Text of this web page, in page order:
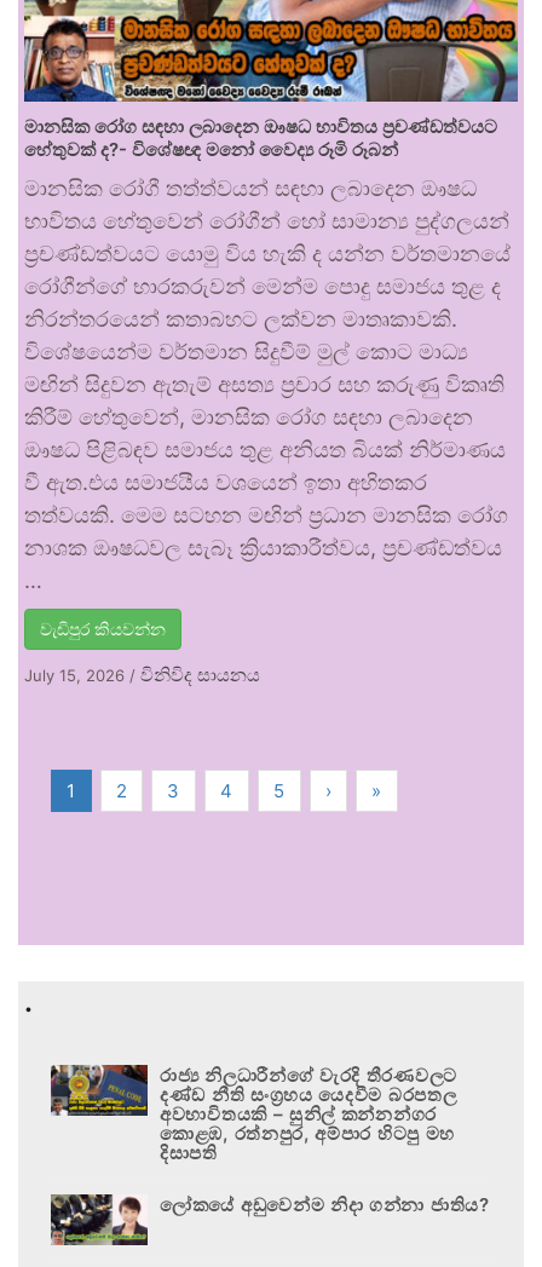
මානසික රෝග සඳහා ලබාදෙන ඖෂධ භාවිතය ප්‍රචණ්ඩත්වයට
හේතුවක් ද?- විශේෂඥ මනෝ වෛද්‍ය රූමි රූබන්
මානසික රෝගී තත්ත්වයන් සඳහා ලබාදෙන ඖෂධ
භාවිතය හේතුවෙන් රෝගීන් හෝ සාමාන්‍ය පුද්ගලයන්
ප්‍රචණ්ඩත්වයට යොමු විය හැකි ද යන්න වර්තමානයේ
රෝගීන්ගේ භාරකරුවන් මෙන්ම පොදු සමාජය තුළ ද
නිරන්තරයෙන් කතාබහට ලක්වන මාතෘකාවකි.
විශේෂයෙන්ම වර්තමාන සිදුවීම් මුල් කොට මාධ්‍ය
මඟින් සිදුවන ඇතැම් අසත්‍ය ප්‍රචාර සහ කරුණු විකෘති
කිරීම් හේතුවෙන්, මානසික රෝග සඳහා ලබාදෙන
ඖෂධ පිළිබඳව සමාජය තුළ අනියත බියක් නිර්මාණය
වී ඇත.එය සමාජයීය වශයෙන් ඉතා අහිතකර
තත්වයකි. මෙම සටහන මඟින් ප්‍රධාන මානසික රෝග
නාශක ඖෂධවල සැබෑ ක්‍රියාකාරීත්වය, ප්‍රචණ්ඩත්වය
…
වැඩිපුර කියවන්න
July 15, 2026 / විනිවිද සායනය
1 2 3 4 5 › »
.
රාජ්‍ය නිලධාරීන්ගේ වැරදි තීරණවලට
දණ්ඩ නීති සංග්‍රහය යෙදවීම බරපතල
අවභාවිතයකි – සුනිල් කන්නන්ගර
කොළඹ, රත්නපුර, අම්පාර හිටපු මහ
දිසාපති
ලෝකයේ අඩුවෙන්ම නිදා ගන්නා ජාතිය?